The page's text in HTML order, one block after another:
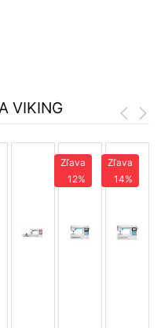
VIKING
Zľava
12%
Zľava
14%